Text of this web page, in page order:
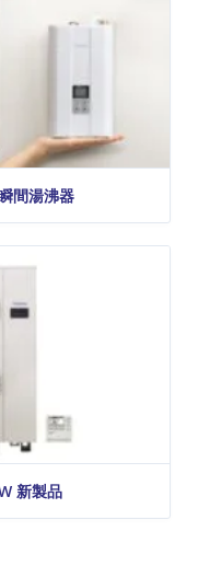
間湯沸器
新製品